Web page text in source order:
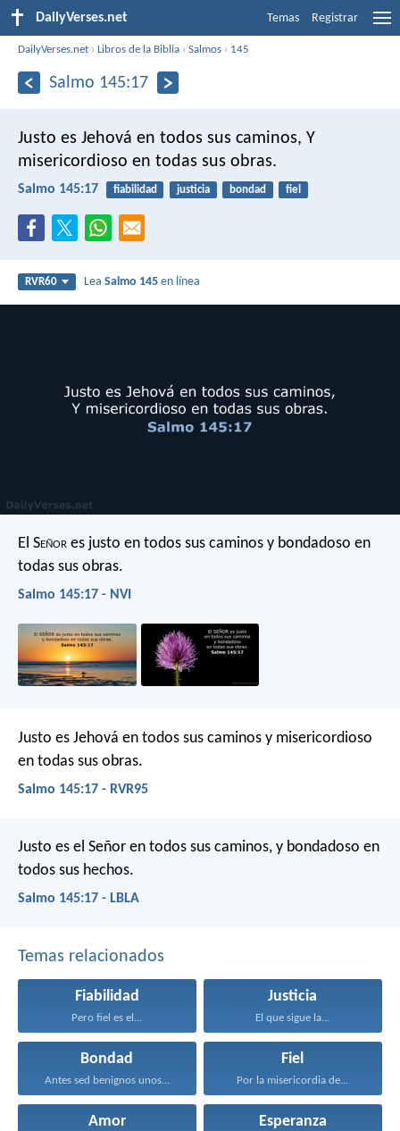
DailyVerses.net Temas Registrar
DailyVerses.net ›Libros de la Biblia ›Salmos › 145
Salmo 145:17
Justo es Jehová en todos sus caminos, Y
misericordioso en todas sus obras.
Salmo 145:17 fiabilidad justicia bondad fiel
RVR60 LeaSalmo 145 en línea
El Señor es justo en todos sus caminos y bondadoso en
todas sus obras.
Salmo 145:17 - NVI
Justo es Jehová en todos sus caminos y misericordioso
en todas sus obras.
Salmo 145:17 - RVR95
Justo es el Señor en todos sus caminos, y bondadoso en
todos sus hechos.
Salmo 145:17 - LBLA
Temas relacionados
Fiabilidad
Pero fiel es el...
Justicia
El que sigue la...
Bondad
Antes sed benignos unos...
Fiel
Por la misericordia de...
Amor Esperanza